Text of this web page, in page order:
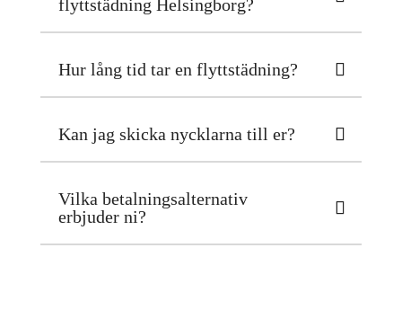
flyttstädning Helsingborg?
Hur lång tid tar en flyttstädning?
Kan jag skicka nycklarna till er?
Vilka betalningsalternativ
erbjuder ni?